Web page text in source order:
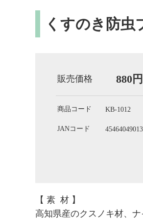
くすのき防虫
販売価格 880円
商品コード KB-1012
JANコード
【 素 材 】
高知県産のクスノキ材、 ナ